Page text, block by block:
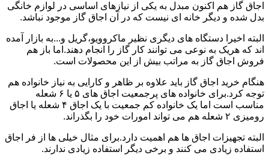
اجاق گاز هم اکنون مبدل به یکی از نیازهای اساسی در لوازم خانگی
بدل شده و دیگر خانه ای نیست که در آن اجاق گاز موجود نباشد.
البته اخیرا دستگاه های دیگری نظیر ماکروویو،گریل و...به بازار آمده
اند که هریک به نوعی می توانند کار گاز را انجام دهند.اما باز هم
فروش اجاق گاز به مراتب بیش از این محصولات است.
هنگام خرید اجاق گاز باید علاوه بر ظاهر و کارایی به نیاز خانواده هم
توجه کرد.برای خانواده های پرجمعیت اجاق های ۵ یا ۶ شعله
مناسب است اما یک خانواده کم جمعیت با یک اجاق ۴ شعله یا اجاق
رومیزی ۲ شعله هم می تواند امورات خود را بگذراند.
البته تجهیزات اجاق ها هم اهمیت دارد.برای مثال خیلی ها از فر اجاق
استفاده زیادی می کنند و برخی دیگر استفاده زیادی ندارند.